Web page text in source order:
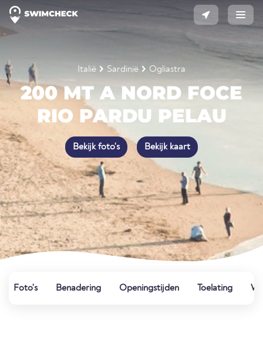
Italië Sardinië Ogliastra
200 MT A NORD FOCE
RIO PARDU PELAU
Bekijk foto's Bekijk kaart
Foto's Benadering Openingstijden Toelating